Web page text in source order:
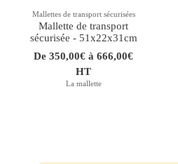
Mallettes de transport sécurisées
Mallette de transport
sécurisée - 51x22x31cm
De 350,00€ à 666,00€
HT
La mallette